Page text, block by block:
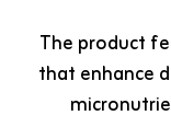
The product
that enhance